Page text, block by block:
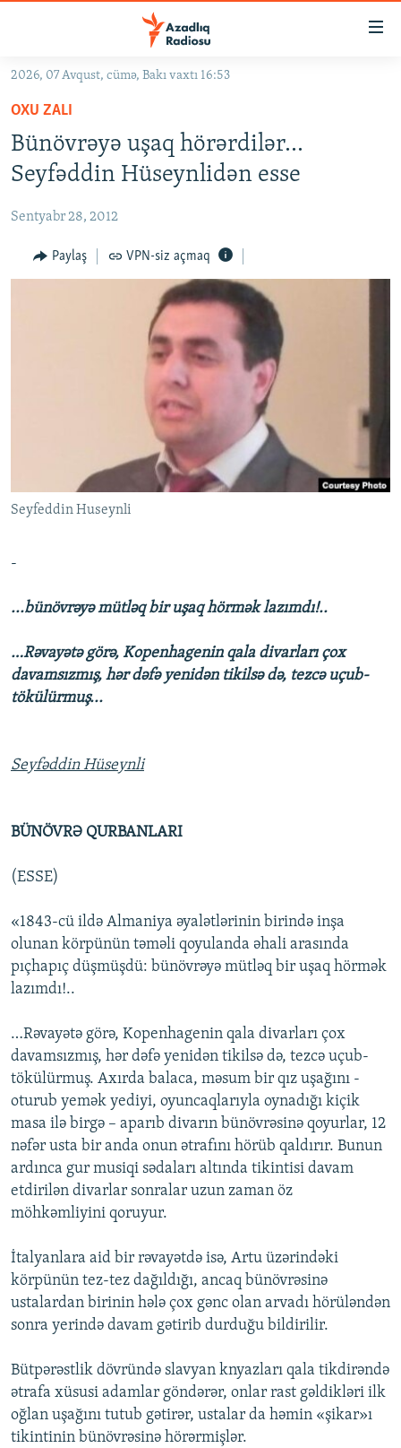
Əsas
qayıt
Əsas
naviqasiyaya
qayıt
Axtarışa
KORRUPSIOMETR
#ƏSLINDƏ
FƏRQƏ BAX
QANUNI DOĞRU
AZƏRBAYCAN ƏDƏBIYYATI KITABXANASI
İSLAM VƏ DEMOKRATIYA
İZ - MƏDƏNIYYƏT PROQRAMI
PEŞƏ ETIKASI VƏ JURNALISTIKA STANDARTLARIMIZ
MATERIALLARIMIZDAN ISTIFADƏ
AZADLIQRADIOSU MOBIL TELEFONUNUZDA
RFE/RL-in bütün saytları
2026, 07 Avqust, cümə, Bakı vaxtı 16:53
OXU ZALI
Bünövrəyə uşaq hörərdilər...
Seyfəddin Hüseynlidən esse
Sentyabr 28, 2012
Paylaş VPN-siz açmaq
Seyfeddin Huseynli
-
...bünövrəyə mütləq bir uşaq hörmək lazımdı!..
…Rəvayətə görə, Kopenhagenin qala divarları çox
davamsızmış, hər dəfə yenidən tikilsə də, tezcə uçub-
tökülürmuş...
Seyfəddin Hüseynli
BÜNÖVRƏ QURBANLARI
(ESSE)
«1843-cü ildə Almaniya əyalətlərinin birində inşa
olunan körpünün təməli qoyulanda əhali arasında
pıçhapıç düşmüşdü: bünövrəyə mütləq bir uşaq hörmək
lazımdı!..
…Rəvayətə görə, Kopenhagenin qala divarları çox
davamsızmış, hər dəfə yenidən tikilsə də, tezcə uçub-
tökülürmuş. Axırda balaca, məsum bir qız uşağını -
oturub yemək yediyi, oyuncaqlarıyla oynadığı kiçik
masa ilə birgə – aparıb divarın bünövrəsinə qoyurlar, 12
nəfər usta bir anda onun ətrafını hörüb qaldırır. Bunun
ardınca gur musiqi sədaları altında tikintisi davam
etdirilən divarlar sonralar uzun zaman öz
möhkəmliyini qoruyur.
İtalyanlara aid bir rəvayətdə isə, Artu üzərindəki
körpünün tez-tez dağıldığı, ancaq bünövrəsinə
ustalardan birinin hələ çox gənc olan arvadı hörüləndən
sonra yerində davam gətirib durduğu bildirilir.
Bütpərəstlik dövründə slavyan knyazları qala tikdirəndə
ətrafa xüsusi adamlar göndərər, onlar rast gəldikləri ilk
oğlan uşağını tutub gətirər, ustalar da həmin «şikar»ı
tikintinin bünövrəsinə hörərmişlər.